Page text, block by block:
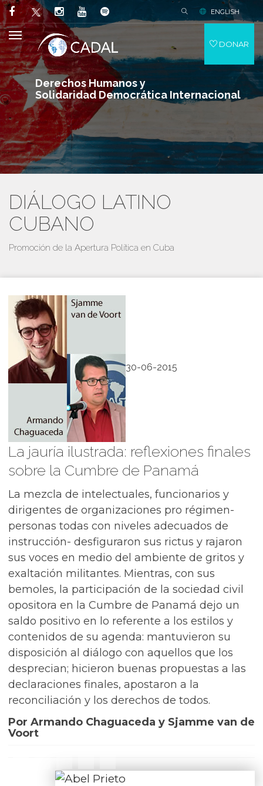
Derechos Humanos y
Solidaridad Democrática Internacional
ENGLISH
DONAR
DIÁLOGO LATINO
CUBANO
Promoción de la Apertura Política en Cuba
30-06-2015
La jauría ilustrada: reflexiones finales
sobre la Cumbre de Panamá
La mezcla de intelectuales, funcionarios y
dirigentes de organizaciones pro régimen-
personas todas con niveles adecuados de
instrucción- desfiguraron sus rictus y rajaron
sus voces en medio del ambiente de gritos y
exaltación militantes. Mientras, con sus
bemoles, la participación de la sociedad civil
opositora en la Cumbre de Panamá dejo un
saldo positivo en lo referente a los estilos y
contenidos de su agenda: mantuvieron su
disposición al diálogo con aquellos que los
desprecian; hicieron buenas propuestas a las
declaraciones finales, apostaron a la
reconciliación y los derechos de todos.
Por Armando Chaguaceda y Sjamme van de
Voort